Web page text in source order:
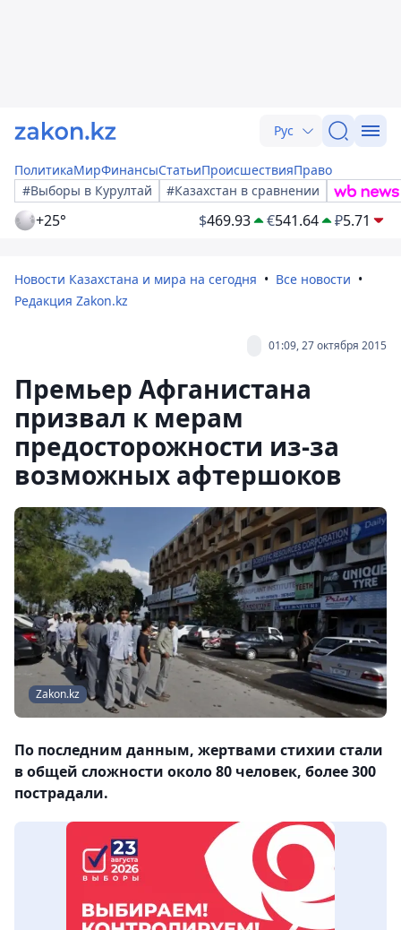
Рус
ПолитикаМирФинансыСтатьиПроисшествияПраво
#Выборы в Курултай
#Казахстан в сравнении
+25° $469.93 €541.64 ₽5.71
Новости Казахстана и мира на сегодня
Все новости
Редакция Zakon.kz
01:09, 27 октября 2015
Премьер Афганистана
призвал к мерам
предосторожности из-за
возможных афтершоков
Zakon.kz
По последним данным, жертвами стихии стали
в общей сложности около 80 человек, более 300
пострадали.